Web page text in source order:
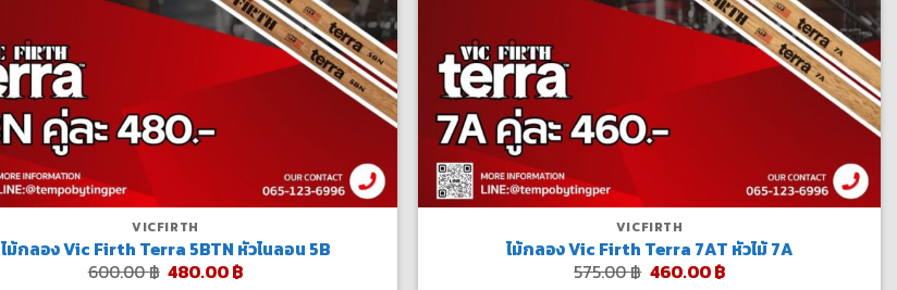
VICFIRTH
ไม้กลอง Vic Firth Terra 5BTN หัวไนลอน 5B
600.00฿ Original
480.00฿Current
VICFIRTH
ไม้กลอง Vic Firth Terra 7AT หัวไม้ 7A
575.00฿ Original
460.00฿Current